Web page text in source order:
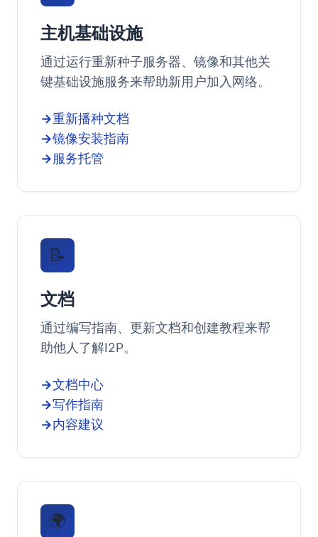
主机基础设施
通过运行重新种子服务器、镜像和其他关
键基础设施服务来帮助新用户加入网络。
重新播种文档
镜像安装指南
服务托管
📝
文档
通过编写指南、更新文档和创建教程来帮
助他人了解I2P。
文档中心
写作指南
内容建议
🌍